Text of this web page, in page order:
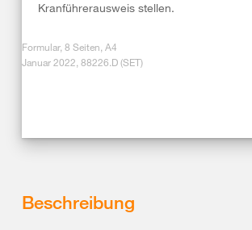
Kranführerausweis stellen.
Formular, 8 Seiten, A4
Januar 2022, 88226.D (SET)
Beschreibung